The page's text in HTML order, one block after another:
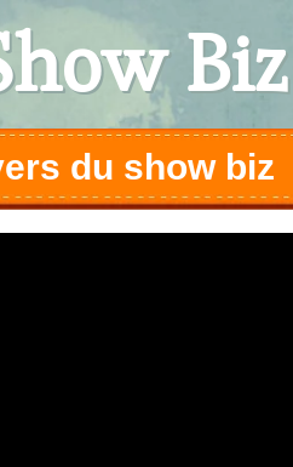
Biz
du show biz